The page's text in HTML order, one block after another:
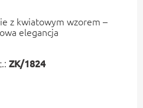
z kwiatowym wzorem –
elegancja
ZK/1824